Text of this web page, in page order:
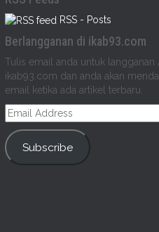
RSS - Posts
Berlangganan di ikab93.com
Tulis email anda untuk langganan
ikab93.com dan anda akan
email ketika ada artikel terbaru.
Email
Address
Subscribe